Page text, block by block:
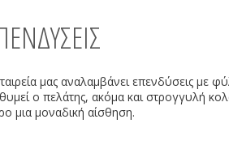
μας αναλαμβάνει επενδύσεις με
ο πελάτης, ακόμα και στρογγυλή
μια μοναδική αίσθηση.